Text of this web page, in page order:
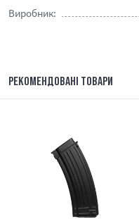
Виробник:
РЕКОМЕНДОВАНІ ТОВАРИ